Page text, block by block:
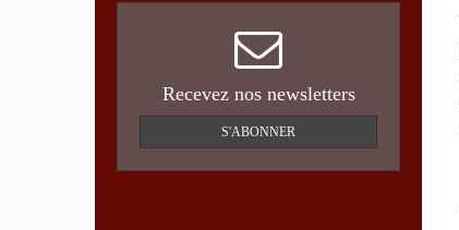
Recevez nos newsletters
S'ABONNER